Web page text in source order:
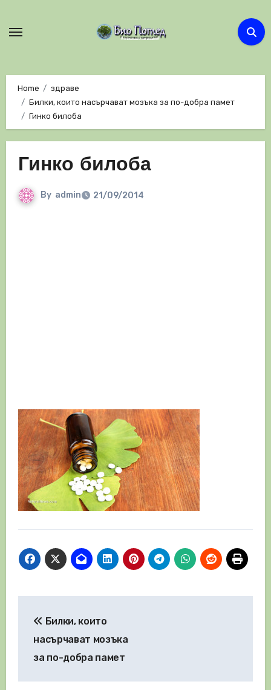
Home
здраве
Билки, които насърчават мозъка за по-добра памет
Гинко билоба
Гинко билоба
By admin 21/09/2014
Билки, които
насърчават мозъка
за по-добра памет